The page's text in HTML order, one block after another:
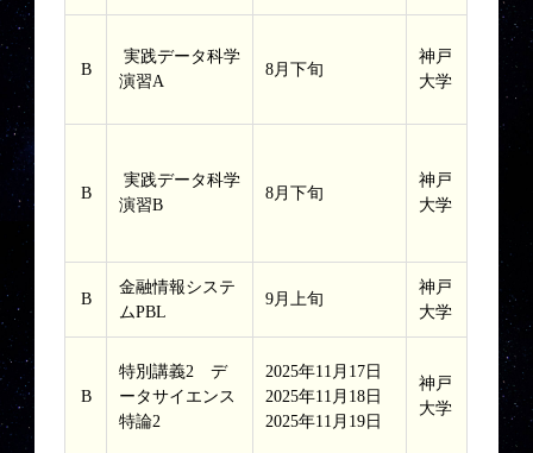
B
実践データ科学
演習A
8月下旬
神戸
大学
B
実践データ科学
演習B
8月下旬
神戸
大学
B
金融情報システ
ムPBL
9月上旬
神戸
大学
B
特別講義2 デ
ータサイエンス
特論2
2025年11月17日
2025年11月18日
2025年11月19日
神戸
大学